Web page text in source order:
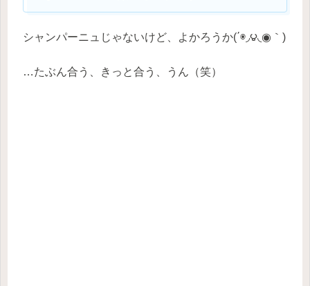
シャンパーニュじゃないけど、よかろうか(΄◉◞౪◟◉｀)
…たぶん合う、きっと合う、うん（笑）